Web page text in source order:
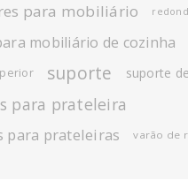
para mobiliário
mobiliário de cozinha
suporte suporte
para prateleira
para prateleiras varão de